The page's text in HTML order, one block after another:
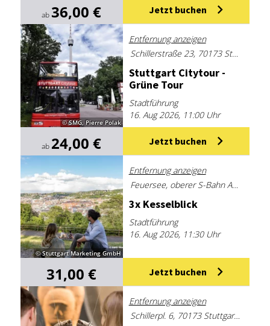
ab 36,00 € Jetzt buchen
© SMG, Pierre Polak
Entfernung anzeigen
Schillerstraße 23, 70173 Stuttgart
Stutt­gart Ci­ty­tour -
Grü­ne Tour
Stadtführung
16. Aug 2026, 11:00 Uhr
ab 24,00 € Jetzt buchen
© Stuttgart Marketing GmbH
Entfernung anzeigen
Feuersee, oberer S-Bahn Ausgang, Restaurant Rote Kapelle
3x Kes­sel­blick
Stadtführung
16. Aug 2026, 11:30 Uhr
31,00 € Jetzt buchen
Entfernung anzeigen
Schillerpl. 6, 70173 Stuttgart, Deutschland